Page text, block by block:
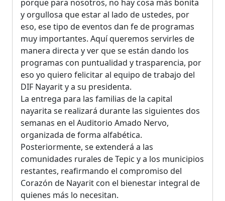
porque para nosotros, no hay cosa más bonita
y orgullosa que estar al lado de ustedes, por
eso, ese tipo de eventos dan fe de programas
muy importantes. Aquí queremos servirles de
manera directa y ver que se están dando los
programas con puntualidad y trasparencia, por
eso yo quiero felicitar al equipo de trabajo del
DIF Nayarit y a su presidenta.
La entrega para las familias de la capital
nayarita se realizará durante las siguientes dos
semanas en el Auditorio Amado Nervo,
organizada de forma alfabética.
Posteriormente, se extenderá a las
comunidades rurales de Tepic y a los municipios
restantes, reafirmando el compromiso del
Corazón de Nayarit con el bienestar integral de
quienes más lo necesitan.